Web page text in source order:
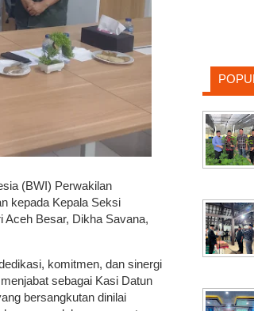
(BWI) Perwakilan
kepada Kepala Seksi
Aceh Besar, Dikha Savana,
komitmen, dan sinergi
sebagai Kasi Datun
bersangkutan dinilai